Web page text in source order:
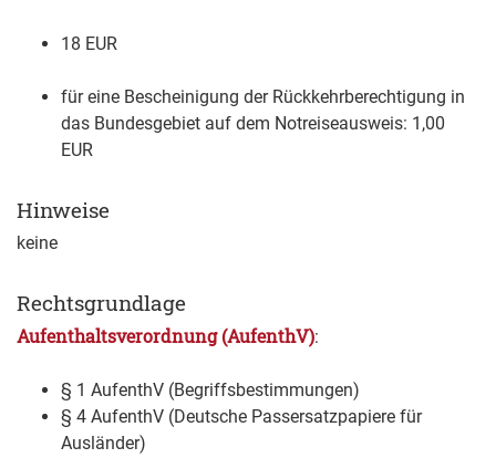
18 EUR
für eine Bescheinigung der Rückkehrberechtigung in
das Bundesgebiet auf dem Notreiseausweis: 1,00
EUR
Hinweise
keine
Rechtsgrundlage
Aufenthaltsverordnung (AufenthV):
§ 1 AufenthV (Begriffsbestimmungen)
§ 4 AufenthV (Deutsche Passersatzpapiere für
Ausländer)